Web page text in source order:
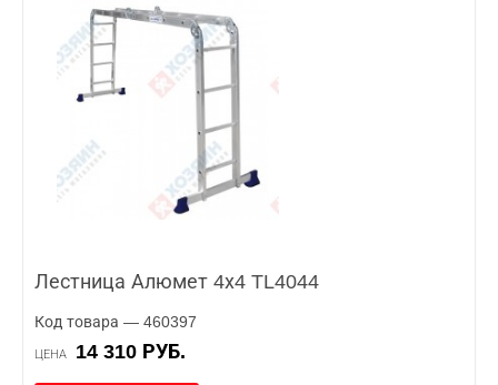
Лестница Алюмет 4х4 TL4044
Код товара — 460397
ЦЕНА 14 310 РУБ.